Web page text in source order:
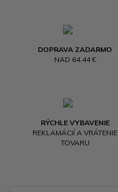
DOPRAVA ZADARMO
NAD 64.44 €
RÝCHLE VYBAVENIE
REKLAMÁCIÍ A VRÁTENIE
TOVARU